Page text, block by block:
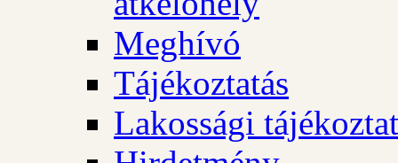
Meghívó
Tájékoztatás
Lakossági